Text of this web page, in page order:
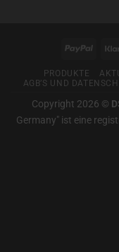
PRODUKTE
AGB’S UND
Copyright 2026 ©
Germany" ist eine